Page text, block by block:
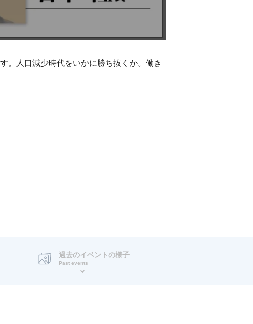
。人口減少時代をいかに勝ち抜くか。働き
過去のイベントの様子
Past events